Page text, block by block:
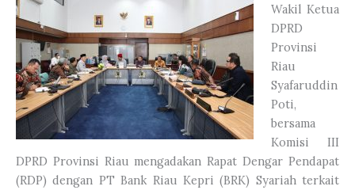
Wakil Ketua
DPRD
Provinsi
Riau
Syafaruddin
Poti,
bersama
Komisi III
DPRD Provinsi Riau mengadakan Rapat Dengar Pendapat
(RDP) dengan PT Bank Riau Kepri (BRK) Syariah terkait